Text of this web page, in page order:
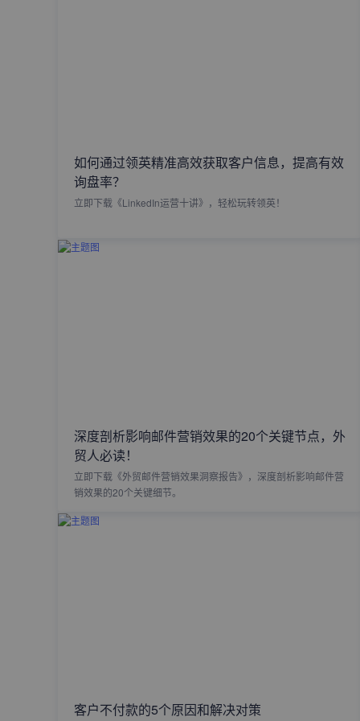
如何通过领英精准高效获取客户信息，提高有效
询盘率？
立即下载《LinkedIn运营十讲》，轻松玩转领英！
深度剖析影响邮件营销效果的20个关键节点，外
贸人必读！
立即下载《外贸邮件营销效果洞察报告》，深度剖析影响邮件营
销效果的20个关键细节。
客户不付款的5个原因和解决对策